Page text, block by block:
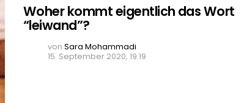
Woher kommt eigentlich das Wort
“leiwand”?
von Sara Mohammadi
15. September 2020, 19:19